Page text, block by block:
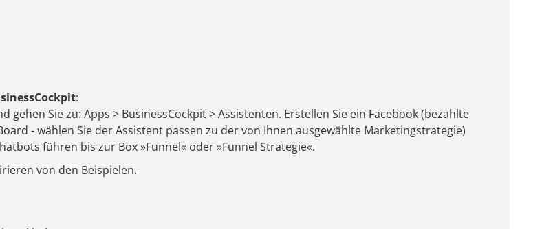
:
gehen Sie zu: Apps > BusinessCockpit > Assistenten. Erstellen Sie ein Facebook (bezahlte
- wählen Sie der Assistent passen zu der von Ihnen ausgewählte Marketingstrategie)
führen bis zur Box »Funnel« oder »Funnel Strategie«.
von den Beispielen.